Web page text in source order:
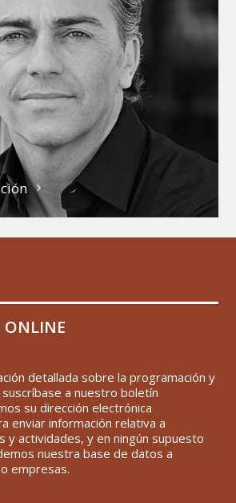
ONLINE
detallada sobre la programación y
a nuestro boletín
su dirección electrónica
enviar información relativa a
y actividades, y en ningún supuesto
nuestra base de datos a
empresas.